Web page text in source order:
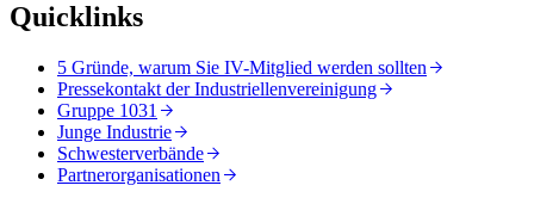
Quicklinks
5 Gründe, warum Sie IV-Mitglied werden sollten
Pressekontakt der Industriellenvereinigung
Gruppe 1031
Junge Industrie
Schwesterverbände
Partnerorganisationen